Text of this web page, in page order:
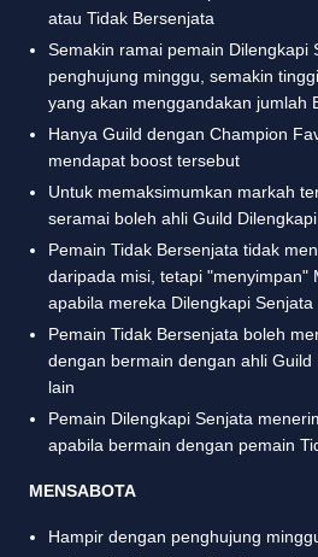
atau Tidak Bersenjata
Semakin ramai pemain Dilengkapi
penghujung minggu, semakin
yang akan menggandakan jumlah
Hanya Guild dengan Champion
mendapat boost tersebut
Untuk memaksimumkan markah
seramai boleh ahli Guild
Pemain Tidak Bersenjata tidak
daripada misi, tetapi "menyimpan"
apabila mereka Dilengkapi Senjata
Pemain Tidak Bersenjata boleh
dengan bermain dengan ahli Guild
lain
Pemain Dilengkapi Senjata
apabila bermain dengan pemain
MENSABOTA
Hampir dengan penghujung